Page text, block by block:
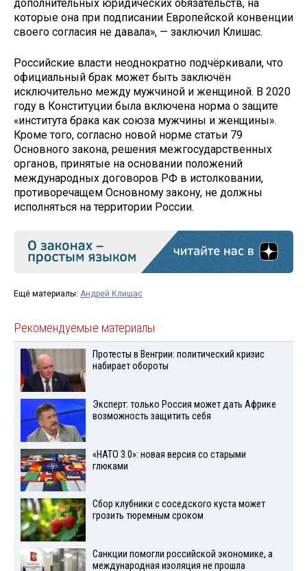
дополнительных юридических обязательств, на
которые она при подписании Европейской конвенции
своего согласия не давала», — заключил Клишас.
Российские власти неоднократно подчёркивали, что
официальный брак может быть заключён
исключительно между мужчиной и женщиной. В 2020
году в Конституции была включена норма о защите
«института брака как союза мужчины и женщины».
Кроме того, согласно новой норме статьи 79
Основного закона, решения межгосударственных
органов, принятые на основании положений
международных договоров РФ в истолковании,
противоречащем Основному закону, не должны
исполняться на территории России.
Ещё материалы: Андрей Клишас
Рекомендуемые материалы
Протесты в Венгрии: политический кризис
набирает обороты
Эксперт: только Россия может дать Африке
возможность защитить себя
«НАТО 3.0»: новая версия со старыми
глюками
Сбор клубники с соседского куста может
грозить тюремным сроком
Санкции помогли российской экономике, а
международная изоляция не прошла